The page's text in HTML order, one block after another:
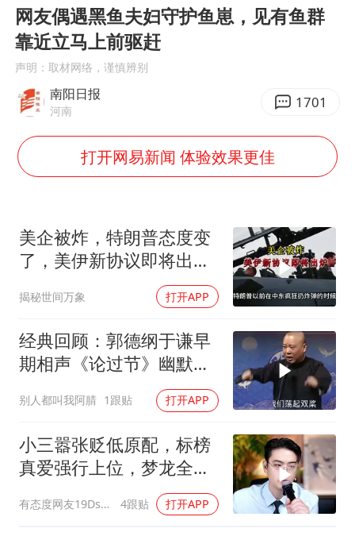
黄金牛市回来了吗
宇树王兴兴被问了360多个问题
全民健身事业高质量发展
唐田赛前发布会上引用《孙子兵法》
台当局重金为“台独”织“皇帝新衣”
几元成本的AI广告导致千万市值蒸发
老挝国会主席赛宋蓬逝世
购飞机票7分钟后退票被扣2022元
乐享全民健身 共筑健康中国
网友偶遇黑鱼夫妇守护鱼崽，见有鱼群
靠近立马上前驱赶
声明：取材网络，谨慎辨别
南阳日报
河南 1701
打开网易新闻 体验效果更佳
美企被炸，特朗普态度变
了，美伊新协议即将出
炉？又被中方说中了
揭秘世间万象 打开APP
经典回顾：郭德纲于谦早
期相声《论过节》幽默风
别人都叫我阿腈 1跟贴 打开APP
小三嚣张贬低原配，标榜
真爱强行上位，梦龙全程
有态度网友19Dsym 4跟贴 打开APP